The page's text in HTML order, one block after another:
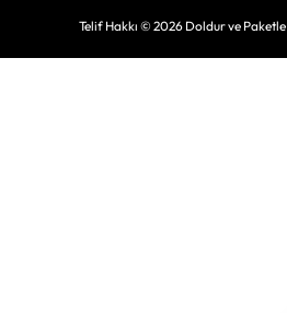
Telif Hakkı © 2026 Doldur ve Paketle